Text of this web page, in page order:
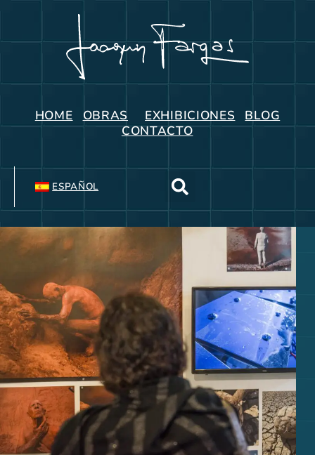
HOME OBRAS EXHIBICIONES
BLOG
CONTACTO
ESPAÑOL